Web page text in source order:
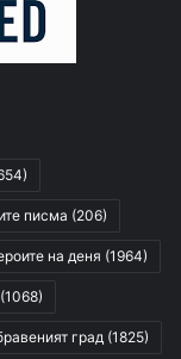
писма (206)
на деня (1964)
(1068)
град (1825)